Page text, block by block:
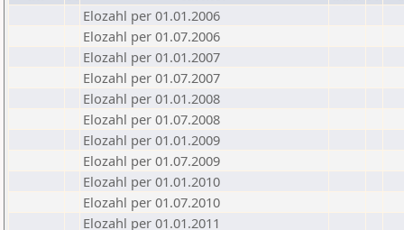
Elozahl per 01.01.2006
Elozahl per 01.07.2006
Elozahl per 01.01.2007
Elozahl per 01.07.2007
Elozahl per 01.01.2008
Elozahl per 01.07.2008
Elozahl per 01.01.2009
Elozahl per 01.07.2009
Elozahl per 01.01.2010
Elozahl per 01.07.2010
Elozahl per 01.01.2011